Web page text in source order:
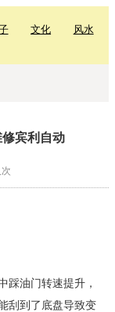
文化
风水
宾利自动
踩油门转速提升，
刮到了底盘导致变